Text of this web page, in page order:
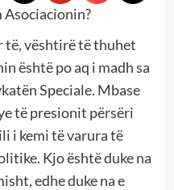
të, vështirë të thuhet
është po aq i madh sa
Speciale. Mbase
të presionit përsëri
i kemi të varura të
Kjo është duke na
edhe duke na e